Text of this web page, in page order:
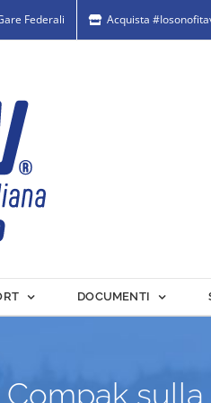
Federali Acquista
DOCUMENTI
Compak